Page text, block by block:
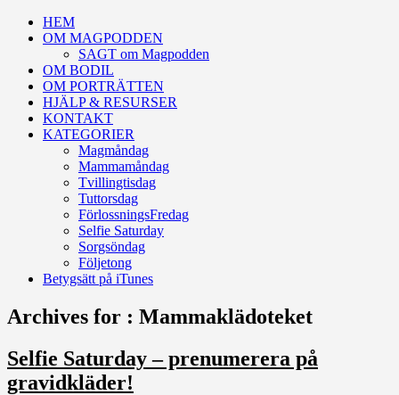
HEM
OM MAGPODDEN
SAGT om Magpodden
OM BODIL
OM PORTRÄTTEN
HJÄLP & RESURSER
KONTAKT
KATEGORIER
Magmåndag
Mammamåndag
Tvillingtisdag
Tuttorsdag
FörlossningsFredag
Selfie Saturday
Sorgsöndag
Följetong
Betygsätt på iTunes
Archives for : Mammaklädoteket
Selfie Saturday – prenumerera på
gravidkläder!